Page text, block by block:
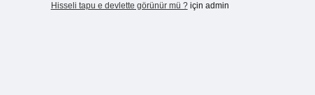
Hisseli tapu e devlette görünür mü ?için admin